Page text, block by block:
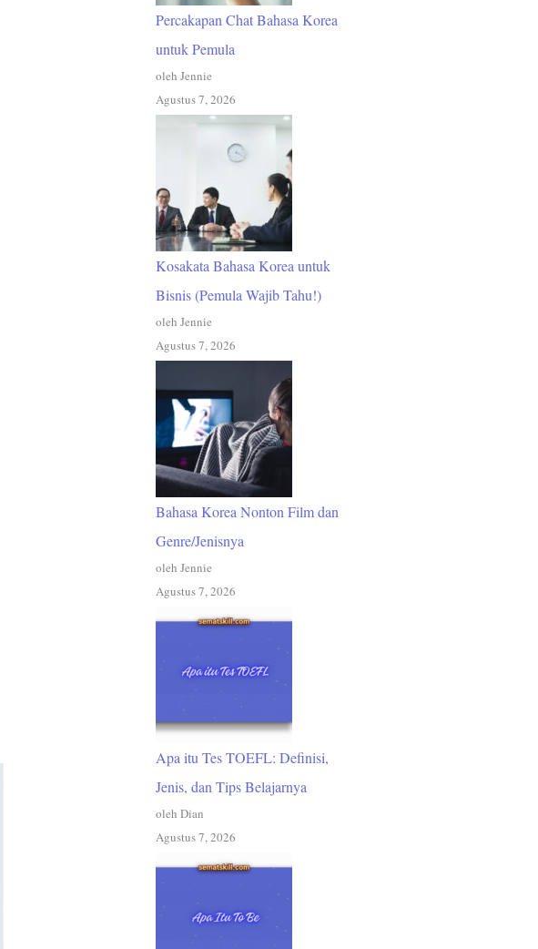
Percakapan Chat Bahasa Korea
untuk Pemula
oleh Jennie
Agustus 7, 2026
Kosakata Bahasa Korea untuk
Bisnis (Pemula Wajib Tahu!)
oleh Jennie
Agustus 7, 2026
Bahasa Korea Nonton Film dan
Genre/Jenisnya
oleh Jennie
Agustus 7, 2026
Apa itu Tes TOEFL: Definisi,
Jenis, dan Tips Belajarnya
oleh Dian
Agustus 7, 2026